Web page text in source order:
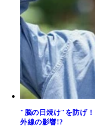
"脳の日焼け"を防げ
外線の影響!?